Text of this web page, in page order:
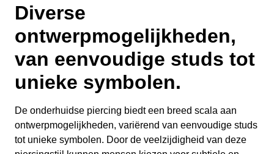
Diverse
ontwerpmogelijkheden,
van eenvoudige studs tot
unieke symbolen.
De onderhuidse piercing biedt een breed scala aan
ontwerpmogelijkheden, variërend van eenvoudige studs
tot unieke symbolen. Door de veelzijdigheid van deze